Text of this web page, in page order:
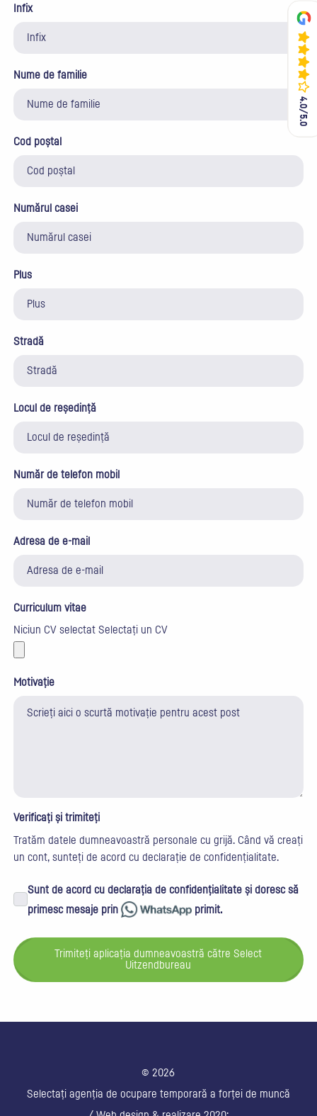
4.0/5.0
4.0/5.0
Infix
Nume de familie
Cod poștal
Numărul casei
Plus
Stradă
Locul de reședință
Număr de telefon mobil
Adresa de e-mail
Curriculum vitae
Niciun CV selectat Selectați un CV
Motivație
Verificați și trimiteți
Tratăm datele dumneavoastră personale cu grijă. Când vă creați
un cont, sunteți de acord cu declarație de confidențialitate.
Sunt de acord cu declarația de confidențialitate și doresc să
primesc mesaje prin
primit.
Trimiteți aplicația dumneavoastră către Select
Uitzendbureau
© 2026
Selectați agenția de ocupare temporară a forței de muncă